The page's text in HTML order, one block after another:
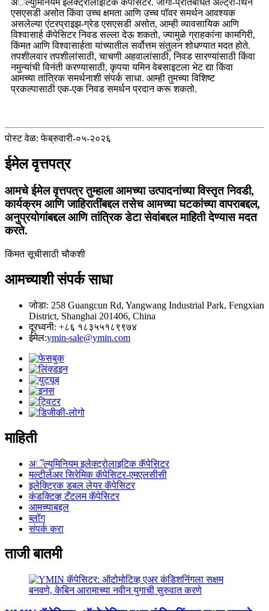
अॅल्युमिनियम इलेक्ट्रोलाइटिक कॅपेसिटर. जागा-प्रतिबंधित अल्ट्रा-थिन
एसएसडी असोत किंवा उच्च क्षमता आणि उच्च पॉवर समर्थन आवश्यक
असलेल्या एंटरप्राइझ-ग्रेड एसएसडी असोत, आम्ही व्यावसायिक आणि
विश्वासार्ह कॅपेसिटर निवड सल्ला देऊ शकतो, ज्यामुळे ग्राहकांना कामगिरी,
किंमत आणि विश्वासार्हता यांच्यातील सर्वोत्तम संतुलन शोधण्यात मदत होते.
तपशीलवार तपशीलांसाठी, चाचणी अहवालांसाठी, निवड सारण्यांसाठी किंवा
नमुन्यांची विनंती करण्यासाठी, कृपया यमिन वेबसाइटला भेट द्या किंवा
आमच्या तांत्रिक समर्थनाशी संपर्क साधा. आम्ही तुमच्या विशिष्ट
प्रकल्पासाठी एक-एक निवड समर्थन प्रदान करू शकतो.
पोस्ट वेळ: फेब्रुवारी-०५-२०२६
ईमेल वृत्तपत्र
आमचे ईमेल वृत्तपत्र तुम्हाला आमच्या उत्पादनांच्या विस्तृत निवडी,
कार्यक्रम आणि जाहिरातींबद्दल तसेच आमच्या घटकांच्या वापराबद्दल,
अनुप्रयोगांबद्दल आणि तांत्रिक डेटा सेवांबद्दल माहिती देण्यास मदत
करते.
किंमत सूचीसाठी चौकशी
आमच्याशी संपर्क साधा
जोडा: 258 Guangcun Rd, Yangwang Industrial Park, Fengxian
District, Shanghai 201406, China
दूरध्वनी: +८६ १८३५५१८९९७४
ईमेल:ymin-sale@ymin.com
माहिती
अॅल्युमिनियम इलेक्ट्रोलाइटिक कॅपेसिटर
मल्टीलेअर सिरेमिक कॅपेसिटर-एमएलसीसी
इलेक्ट्रिक डबल लेयर कॅपेसिटर
कंडक्टिव्ह टॅंटलम कॅपेसिटर
आमच्याबद्दल
ब्लॉग
संपर्क करा
ताजी बातमी